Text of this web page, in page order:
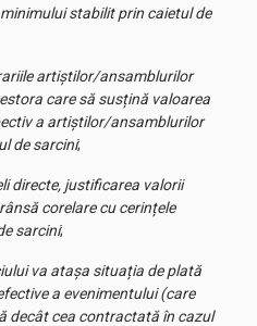
stabilit prin caietul de
artiștilor/ansamblurilor
care să susțină valoarea
a artiștilor/ansamblurilor
de sarcini;
directe, justificarea valorii
corelare cu cerințele
sarcini;
va atașa situația de plată
a evenimentului (care
decât cea contractată în cazul